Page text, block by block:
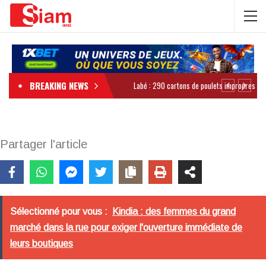
BREAKING NEWS
Partager l'article
Sélectionné pour vous :
Kindia : des femmes du grand
marché dans la rue pour exiger l'ouverture immédiate de
leurs boutiques